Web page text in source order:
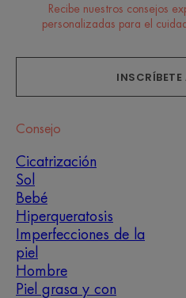
Recibe nuestros consejos
personalizadas para el
Consejo
Cicatrización
Sol
Bebé
Hiperqueratosis
Imperfecciones de la
piel
Hombre
Piel grasa y con